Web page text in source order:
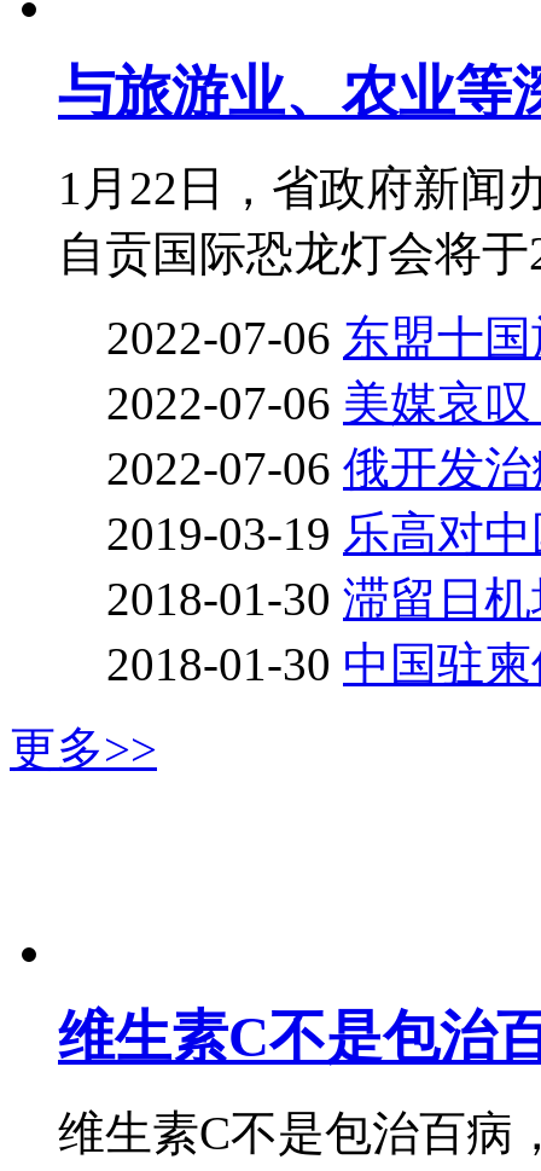
与旅游业、农业等
1月22日，省政府新闻
自贡国际恐龙灯会将于
2022-07-06 东盟十
2022-07-06 美媒哀
2022-07-06 俄开发
2019-03-19 乐高对
2018-01-30 滞留日
2018-01-30 中国驻
更多>>
维生素C不是包治
维生素C不是包治百病